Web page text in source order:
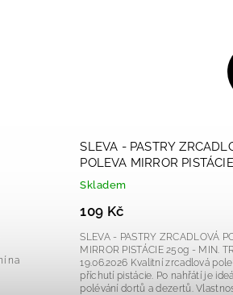
SLEVA - PASTRY
POLEVA MIRROR
MIN. TRV. 19.06.2026
Skladem
109 Kč
SLEVA - PASTRY ZRCADLOVÁ
MIRROR PISTÁCIE 250g - MIN.
19.06.2026 Kvalitní zrcadlová poleva s
příchutí pistácie. Po nahřátí je
polévání dortů a dezertů. Vlastnosti polevy: